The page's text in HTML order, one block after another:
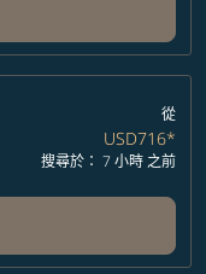
從
USD716*
搜尋於： 7 小時 之前